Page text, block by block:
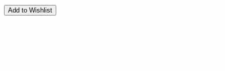
Add to Wishlist